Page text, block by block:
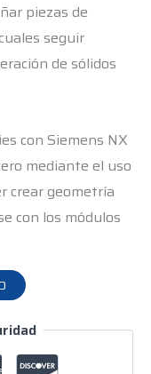
piezas de
seguir
de sólidos
con Siemens NX
mediante el uso
crear geometría
con los módulos